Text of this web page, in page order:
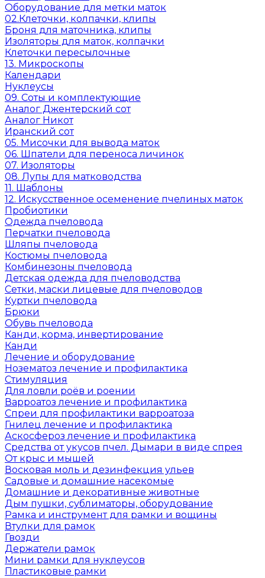
Оборудование для метки маток
02.Клеточки, колпачки, клипы
Броня для маточника, клипы
Изоляторы для маток, колпачки
Клеточки пересылочные
13. Микроскопы
Календари
Нуклеусы
09. Соты и комплектующие
Аналог Джентерский сот
Аналог Никот
Иранский сот
05. Мисочки для вывода маток
06. Шпатели для переноса личинок
07. Изоляторы
08. Лупы для матководства
11. Шаблоны
12. Искусственное осеменение пчелиных маток
Пробиотики
Одежда пчеловода
Перчатки пчеловода
Шляпы пчеловода
Костюмы пчеловода
Комбинезоны пчеловода
Детская одежда для пчеловодства
Сетки, маски лицевые для пчеловодов
Куртки пчеловода
Брюки
Обувь пчеловода
Канди, корма, инвертирование
Канди
Лечение и оборудование
Нозематоз лечение и профилактика
Стимуляция
Для ловли роёв и роении
Варроатоз лечение и профилактика
Спреи для профилактики варроатоза
Гнилец лечение и профилактика
Аскосфероз лечение и профилактика
Средства от укусов пчел. Дымари в виде спрея
От крыс и мышей
Восковая моль и дезинфекция ульев
Садовые и домашние насекомые
Домашние и декоративные животные
Дым пушки, сублиматоры, оборудование
Рамка и инструмент для рамки и вощины
Втулки для рамок
Гвозди
Держатели рамок
Мини рамки для нуклеусов
Пластиковые рамки